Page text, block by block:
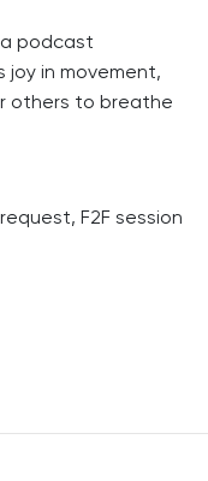
a podcast
joy in movement,
others to breathe
F2F session